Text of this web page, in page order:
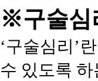
※구술심
‘구술심리’
수 있도록